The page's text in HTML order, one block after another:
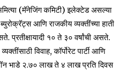
(मॅनेजिंग कमिटी) इलेक्टेड असल्या
ब्युरोक्रॅट्स आणि राजकीय व्यक्तींच्या हाती
प्रतीक्षायादी १० ते ३० वर्षांची असते.
विवाह, कॉर्पोरेट पार्टी आणि
भाडे ₹२.७० लाख ते ₹४ लाख प्रति दिवस